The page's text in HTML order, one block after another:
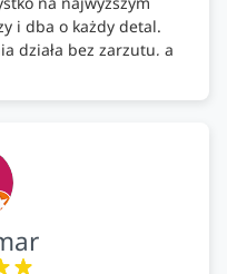
i dba o każdy detal.
działa bez zarzutu, a
z terminem i
polecamy Alfa Tech